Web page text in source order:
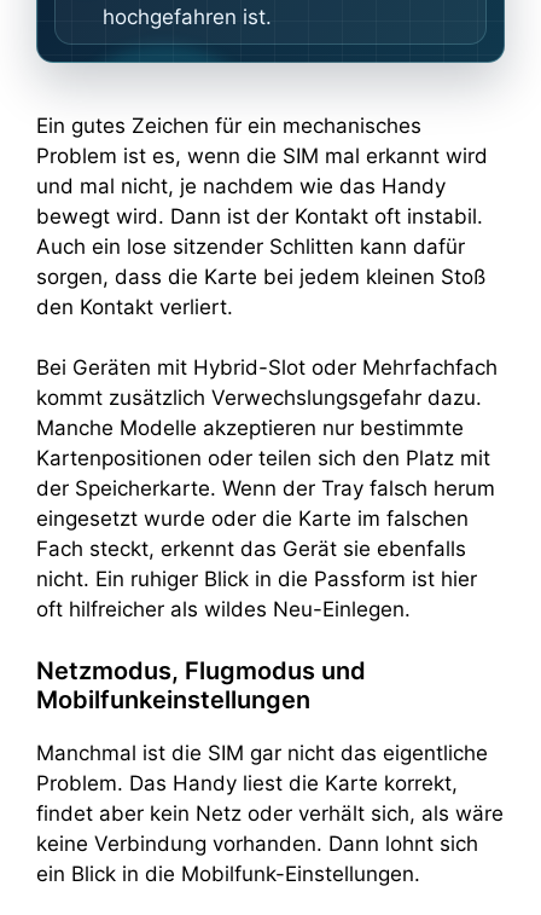
hochgefahren ist.
Ein gutes Zeichen für ein mechanisches
Problem ist es, wenn die SIM mal erkannt wird
und mal nicht, je nachdem wie das Handy
bewegt wird. Dann ist der Kontakt oft instabil.
Auch ein lose sitzender Schlitten kann dafür
sorgen, dass die Karte bei jedem kleinen Stoß
den Kontakt verliert.
Bei Geräten mit Hybrid-Slot oder Mehrfachfach
kommt zusätzlich Verwechslungsgefahr dazu.
Manche Modelle akzeptieren nur bestimmte
Kartenpositionen oder teilen sich den Platz mit
der Speicherkarte. Wenn der Tray falsch herum
eingesetzt wurde oder die Karte im falschen
Fach steckt, erkennt das Gerät sie ebenfalls
nicht. Ein ruhiger Blick in die Passform ist hier
oft hilfreicher als wildes Neu-Einlegen.
Netzmodus, Flugmodus und
Mobilfunkeinstellungen
Manchmal ist die SIM gar nicht das eigentliche
Problem. Das Handy liest die Karte korrekt,
findet aber kein Netz oder verhält sich, als wäre
keine Verbindung vorhanden. Dann lohnt sich
ein Blick in die Mobilfunk-Einstellungen.